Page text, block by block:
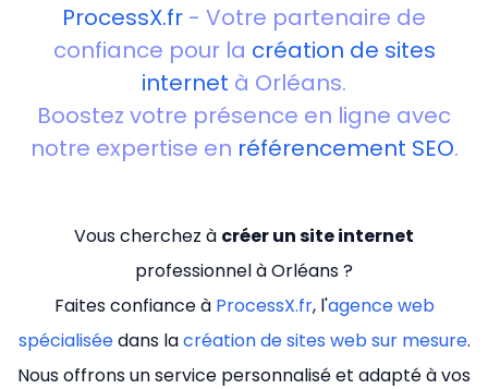
ProcessX.fr - Votre partenaire de
confiance pour la création de sites
internet à Orléans.
Boostez votre présence en ligne avec
notre expertise en référencement SEO.
Vous cherchez à créer un site internet
professionnel à Orléans ?
Faites confiance à ProcessX.fr, l'agence web
spécialiséedans lacréation de sites web sur mesure.
Nous offrons un service personnalisé et adapté à vos